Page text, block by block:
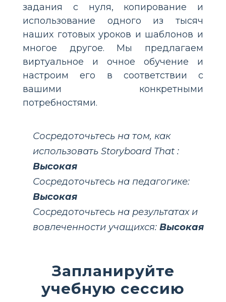
задания с нуля, копирование и
использование одного из тысяч
наших готовых уроков и шаблонов и
многое другое. Мы предлагаем
виртуальное и очное обучение и
настроим его в соответствии с
вашими конкретными
потребностями.
Сосредоточьтесь на том, как
использовать Storyboard That :
Высокая
Сосредоточьтесь на педагогике:
Высокая
Сосредоточьтесь на результатах и
вовлеченности учащихся: Высокая
Запланируйте
учебную сессию